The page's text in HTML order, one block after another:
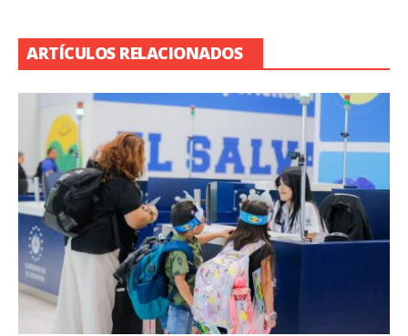
ARTÍCULOS RELACIONADOS